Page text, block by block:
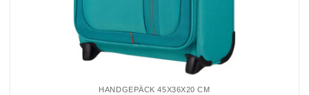
HANDGEPÄCK 45X36X20 CM